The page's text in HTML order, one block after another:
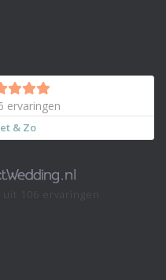
uit 106 ervaringen